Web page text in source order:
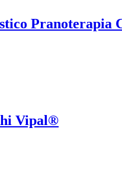
Pranoterapia
Vipal®